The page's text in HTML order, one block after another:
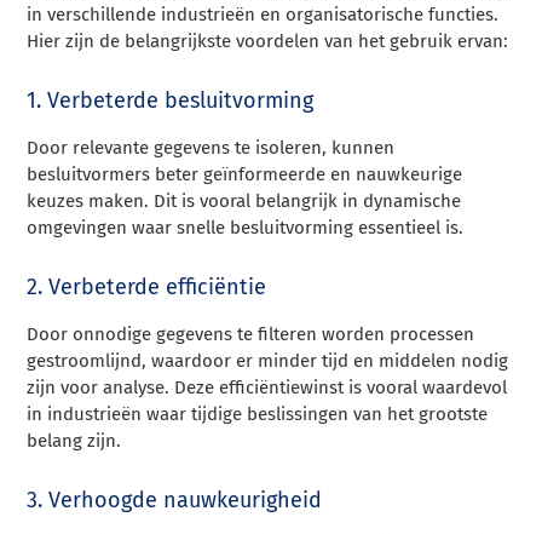
in verschillende industrieën en organisatorische functies.
Hier zijn de belangrijkste voordelen van het gebruik ervan:
1. Verbeterde besluitvorming
Door relevante gegevens te isoleren, kunnen
besluitvormers beter geïnformeerde en nauwkeurige
keuzes maken. Dit is vooral belangrijk in dynamische
omgevingen waar snelle besluitvorming essentieel is.
2. Verbeterde efficiëntie
Door onnodige gegevens te filteren worden processen
gestroomlijnd, waardoor er minder tijd en middelen nodig
zijn voor analyse. Deze efficiëntiewinst is vooral waardevol
in industrieën waar tijdige beslissingen van het grootste
belang zijn.
3. Verhoogde nauwkeurigheid